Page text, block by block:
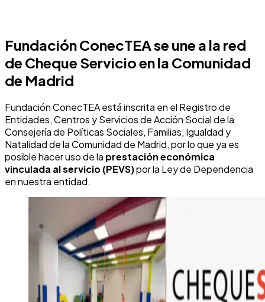
Fundación ConecTEA se une a la red
de Cheque Servicio en la Comunidad
de Madrid
Fundación ConecTEA está inscrita en el Registro de
Entidades, Centros y Servicios de Acción Social de la
Consejería de Políticas Sociales, Familias, Igualdad y
Natalidad de la Comunidad de Madrid, por lo que ya es
posible hacer uso de la prestación económica
vinculada al servicio (PEVS)por la Ley de Dependencia
en nuestra entidad.